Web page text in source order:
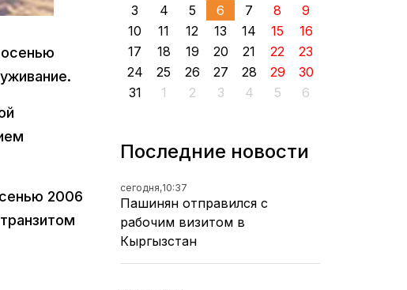
2006
3
4 5 6 7 8
9
10
11 12 13 14 15
16
17
18 19 20 21 22
23
24
25 26 27 28 29
30
31
1 2 3 4 5 6
Последние новости
сегодня,10:37
Пашинян отправился с
рабочим визитом в
Кыргызстан